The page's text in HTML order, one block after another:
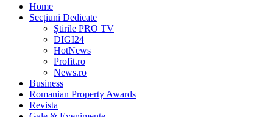
Home
Secțiuni Dedicate
Știrile PRO TV
DIGI24
HotNews
Profit.ro
News.ro
Business
Romanian Property Awards
Revista